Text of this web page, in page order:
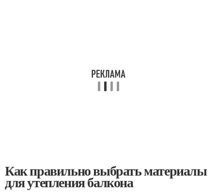
Как правильно выбрать материалы
для утепления балкона